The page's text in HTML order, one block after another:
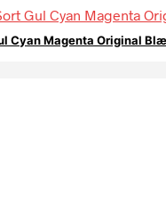
Cyan Magenta Original